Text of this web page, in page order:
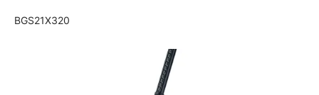
BGS21X320